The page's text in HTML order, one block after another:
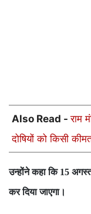
Also Read -राम
दोषियों को किसी
उन्होंने कहा कि 15
कर दिया जाएगा।